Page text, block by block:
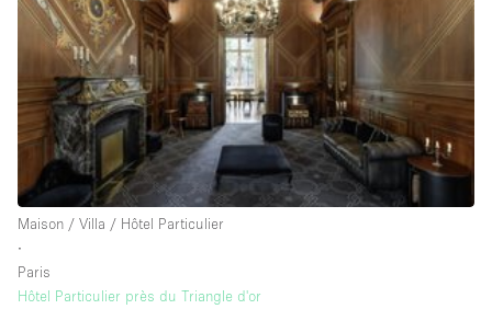
Restaurant / Bar / Café
Rooftop
Salle
Salle de Conférence
Salle de Réunion
Salon / Festival
Studio Photo / Tournage
Maison / Villa / Hôtel Particulier
∙
Paris
Hôtel Particulier près du Triangle d'or